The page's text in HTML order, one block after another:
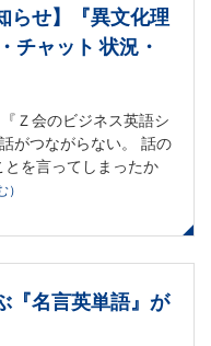
らせ】『異文化理
チャット 状況・
Ｚ会のビジネス英語シ
がつながらない。 話の
を言ってしまったか
）
『名言英単語』が